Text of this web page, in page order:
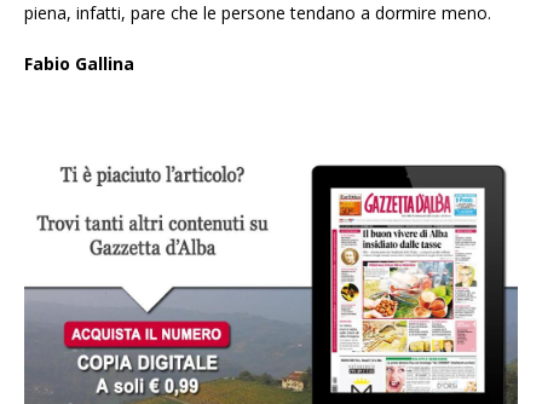
piena, infatti, pare che le persone tendano a dormire meno.
Fabio Gallina